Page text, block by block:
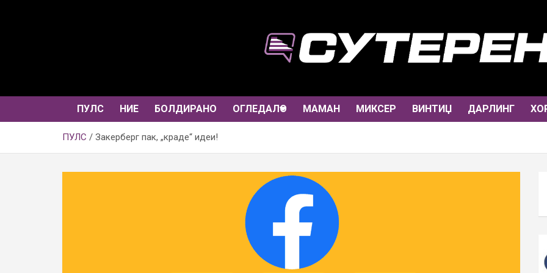
ПУЛС НИЕ БОЛДИРАНО ОГЛЕДАЛО МАМАН МИКСЕР ВИНТИЏ ДАРЛИНГ
ПУЛС Закерберг пак, „краде“ идеи!